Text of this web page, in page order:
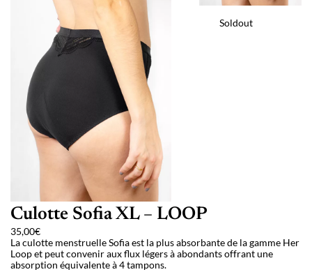
Soldout
Culotte Sofia XL – LOOP
35,00€
La culotte menstruelle Sofia est la plus absorbante de la gamme Her
Loop et peut convenir aux flux légers à abondants offrant une
absorption équivalente à 4 tampons.